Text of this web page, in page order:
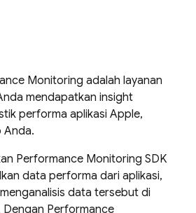
Monitoring adalah layanan
mendapatkan insight
performa aplikasi Apple,
Anda.
Performance Monitoring SDK
data performa dari aplikasi,
data tersebut di
Dengan Performance